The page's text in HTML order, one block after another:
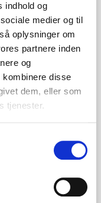
indhold og
medier og til
oplysninger om
partnere inden
og
kombinere disse
dem, eller som
tjenester.